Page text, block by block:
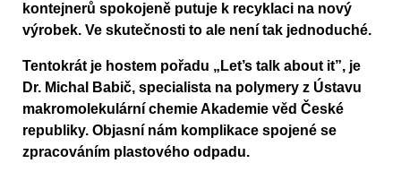
kontejnerů spokojeně putuje k recyklaci na nový
výrobek. Ve skutečnosti to ale není tak jednoduché.
Tentokrát je hostem pořadu „Let’s talk about it”, je
Dr. Michal Babič, specialista na polymery z Ústavu
makromolekulární chemie Akademie věd České
republiky. Objasní nám komplikace spojené se
zpracováním plastového odpadu.